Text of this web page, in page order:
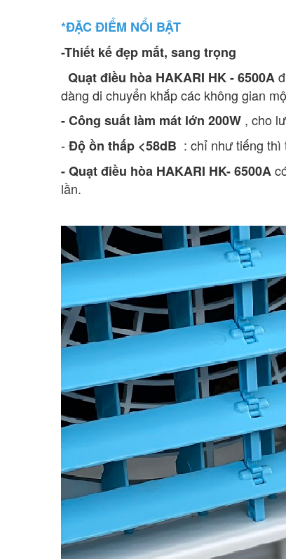
*ĐẶC ĐIỂM NỔI BẬT
-Thiết kế đẹp mắt, sang trọng
Quạt điều hòa HAKARI HK - 6500A
dàng di chuyển khắp các không gian
- Công suất làm mát lớn 200W , cho
- Độ ồn thấp <58dB : chỉ như tiếng thì
- Quạt điều hòa HAKARI HK- 6500A
lần.